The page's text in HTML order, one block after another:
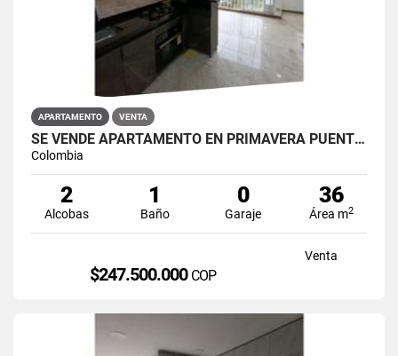
APARTAMENTO VENTA
SE VENDE APARTAMENTO EN PRIMAVERA PUENTE ARANDA
Colombia
2
Alcobas
1
Baño
0
Garaje
36
Área m2
Venta
$247.500.000 COP